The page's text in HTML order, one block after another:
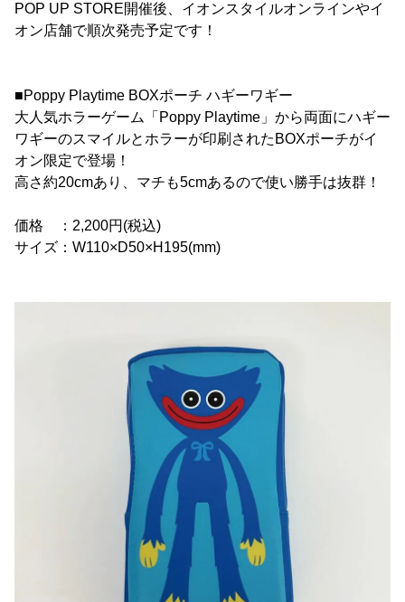
POP UP STORE開催後、イオンスタイルオンラインやイ
オン店舗で順次発売予定です！
■Poppy Playtime BOXポーチ ハギーワギー
大人気ホラーゲーム「Poppy Playtime」から両面にハギー
ワギーのスマイルとホラーが印刷されたBOXポーチがイ
オン限定で登場！
高さ約20cmあり、マチも5cmあるので使い勝手は抜群！
価格 ：2,200円(税込)
サイズ：W110×D50×H195(mm)